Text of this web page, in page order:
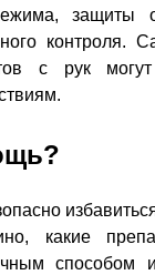
защиты
контроля.
с рук
какие
способом